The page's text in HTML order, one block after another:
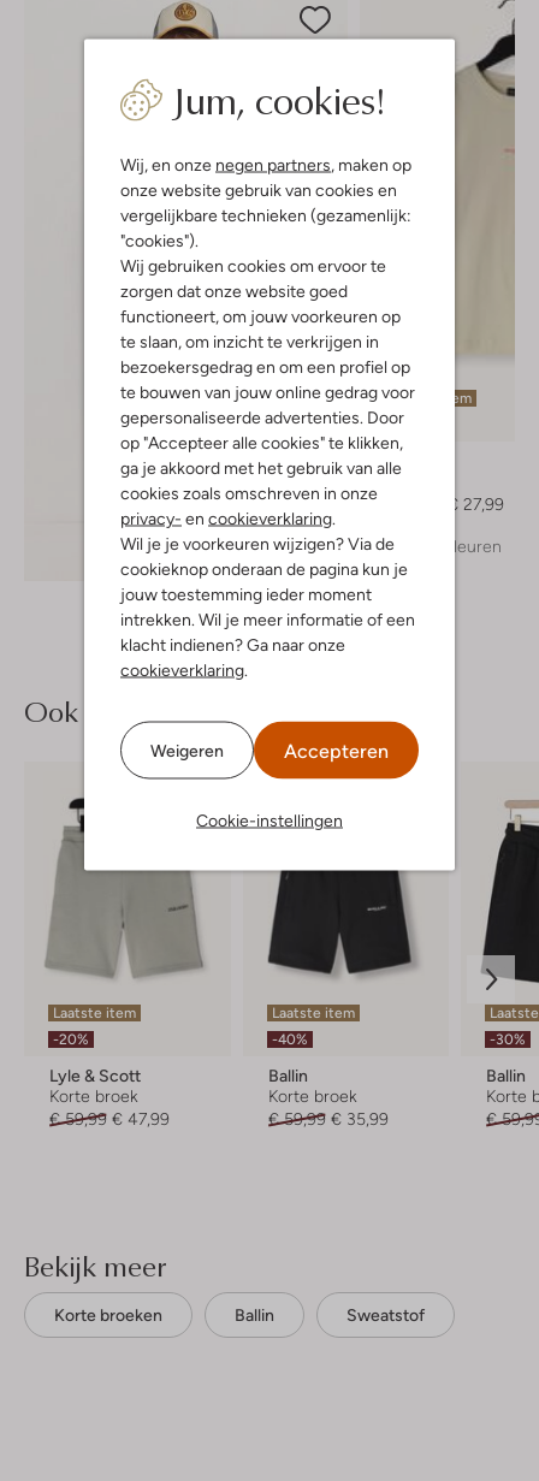
Jum, cookies!
Wij, en onze negen partners, maken op
onze website gebruik van cookies en
vergelijkbare technieken (gezamenlijk:
"cookies").
Wij gebruiken cookies om ervoor te
zorgen dat onze website goed
functioneert, om jouw voorkeuren op
te slaan, om inzicht te verkrijgen in
bezoekersgedrag en om een profiel op
te bouwen van jouw online gedrag voor
gepersonaliseerde advertenties. Door
op "Accepteer alle cookies" te klikken,
ga je akkoord met het gebruik van alle
cookies zoals omschreven in onze
privacy- en cookieverklaring.
Wil je je voorkeuren wijzigen? Via de
cookieknop onderaan de pagina kun je
jouw toestemming ieder moment
intrekken. Wil je meer informatie of een
klacht indienen? Ga naar onze
cookieverklaring.
Weigeren Accepteren
Cookie-instellingen
Ontdek de look
Laatste item
-30%
Ballin
€ 27,99
+ meer kleuren
Ook iets voor jou?
Laatste item
-20%
Lyle & Scott
Korte broek
€ 59,99 € 47,99
Laatste item
-40%
Ballin
Korte broek
€ 59,99 € 35,99
-30%
Ballin
Korte
€
Bekijk meer
Korte broeken Ballin Sweatstof